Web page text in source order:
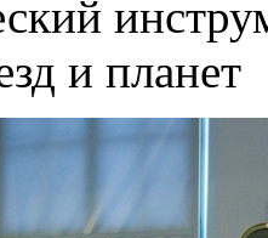
и планет